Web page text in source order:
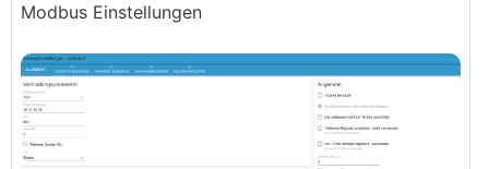
Modbus Einstellungen